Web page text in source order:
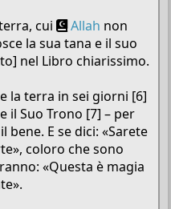
cui
Allah non
la sua tana e il suo
nel Libro chiarissimo.
la terra in sei giorni [6]
il Suo Trono [7] – per
bene. E se dici: «Sarete
coloro che sono
«Questa è magia